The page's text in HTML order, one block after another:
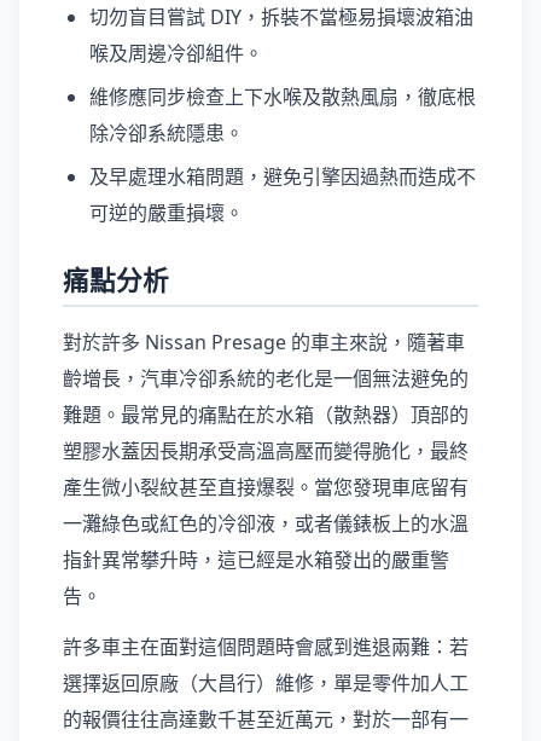
切勿盲目嘗試 DIY，拆裝不當極易損壞波箱油
喉及周邊冷卻組件。
維修應同步檢查上下水喉及散熱風扇，徹底根
除冷卻系統隱患。
及早處理水箱問題，避免引擎因過熱而造成不
可逆的嚴重損壞。
痛點分析
對於許多 Nissan Presage 的車主來說，隨著車
齡增長，汽車冷卻系統的老化是一個無法避免的
難題。最常見的痛點在於水箱（散熱器）頂部的
塑膠水蓋因長期承受高溫高壓而變得脆化，最終
產生微小裂紋甚至直接爆裂。當您發現車底留有
一灘綠色或紅色的冷卻液，或者儀錶板上的水溫
指針異常攀升時，這已經是水箱發出的嚴重警
告。
許多車主在面對這個問題時會感到進退兩難：若
選擇返回原廠（大昌行）維修，單是零件加人工
的報價往往高達數千甚至近萬元，對於一部有一